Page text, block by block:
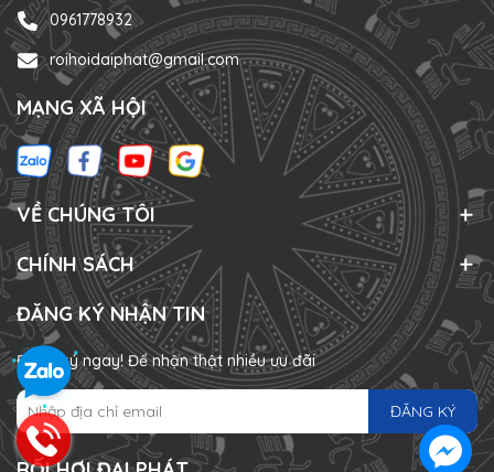
0961778932
roihoidaiphat@gmail.com
MẠNG XÃ HỘI
VỀ CHÚNG TÔI
CHÍNH SÁCH
ĐĂNG KÝ NHẬN TIN
Đăng ký ngay! Để nhận thật nhiều ưu đãi
ĐĂNG KÝ